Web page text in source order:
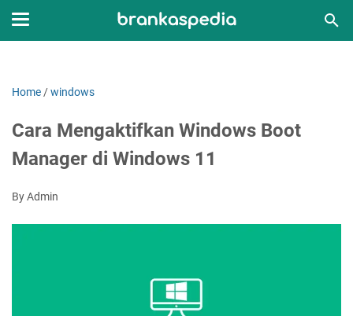
Home /windows
Cara Mengaktifkan Windows Boot
Manager di Windows 11
By Admin